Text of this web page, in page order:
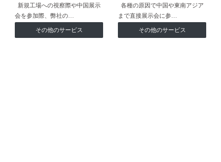
新規工場への視察際や中国展示
会を参加際、弊社の…
その他のサービス
各種の原因で中国や東南アジア
まで直接展示会に参…
その他のサービス